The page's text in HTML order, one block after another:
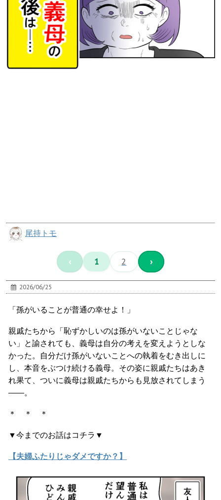
尾持トモ
‹ 1 2 ›
2026/06/25
「孫がいることが普通の幸せよ！」
親戚たちから「恥ずかしいのは孫がいないことじゃな
い」と諭されても、義母は自分の考えを変えようとしな
かった。自分だけ孫がいないことへの執着をむき出しに
し、本音をぶつけ続ける義母。その姿に親戚たちはあき
れ果て、ついに義母は親戚たちからも見放されてしまう
――。
＊ ＊ ＊
▼今までのお話はコチラ▼
【夫婦ふたりじゃダメですか？】